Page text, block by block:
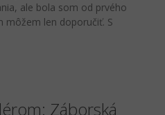
ale bola som od prvého
môžem len doporučiť. S
Záborská